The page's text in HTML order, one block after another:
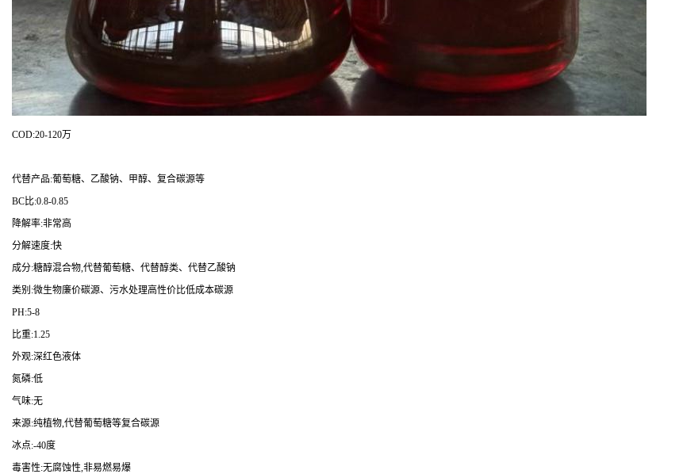
COD:20-120万
代替产品:葡萄糖、乙酸钠、甲醇、复合碳源等
BC比:0.8-0.85
降解率:非常高
分解速度:快
成分:糖醇混合物,代替葡萄糖、代替醇类、代替乙酸钠
类别:微生物廉价碳源、污水处理高性价比低成本碳源
PH:5-8
比重:1.25
外观:深红色液体
氮磷:低
气味:无
来源:纯植物,代替葡萄糖等复合碳源
冰点:-40度
毒害性:无腐蚀性,非易燃易爆